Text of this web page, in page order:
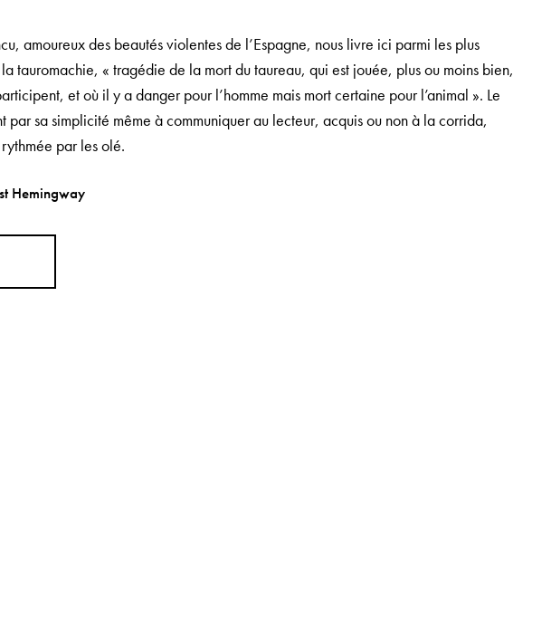
amoureux des beautés violentes de l’Espagne, nous livre ici parmi les plus
tauromachie, « tragédie de la mort du taureau, qui est jouée, plus ou moins bien,
et où il y a danger pour l’homme mais mort certaine pour l’animal ». Le
sa simplicité même à communiquer au lecteur, acquis ou non à la corrida,
par les olé.
Hemingway